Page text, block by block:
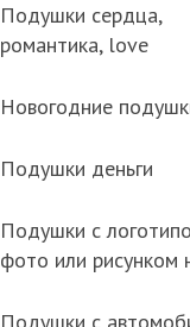
Подушки сердца,
романтика, love
Новогодние
Подушки деньги
Подушки с
фото или рисунком